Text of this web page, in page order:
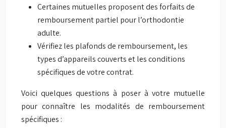
Certaines mutuelles proposent des forfaits de
remboursement partiel pour l’orthodontie
adulte.
Vérifiez les plafonds de remboursement, les
types d’appareils couverts et les conditions
spécifiques de votre contrat.
Voici quelques questions à poser à votre mutuelle
pour connaître les modalités de remboursement
spécifiques :